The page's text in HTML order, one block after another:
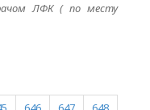
ЛФК ( по месту